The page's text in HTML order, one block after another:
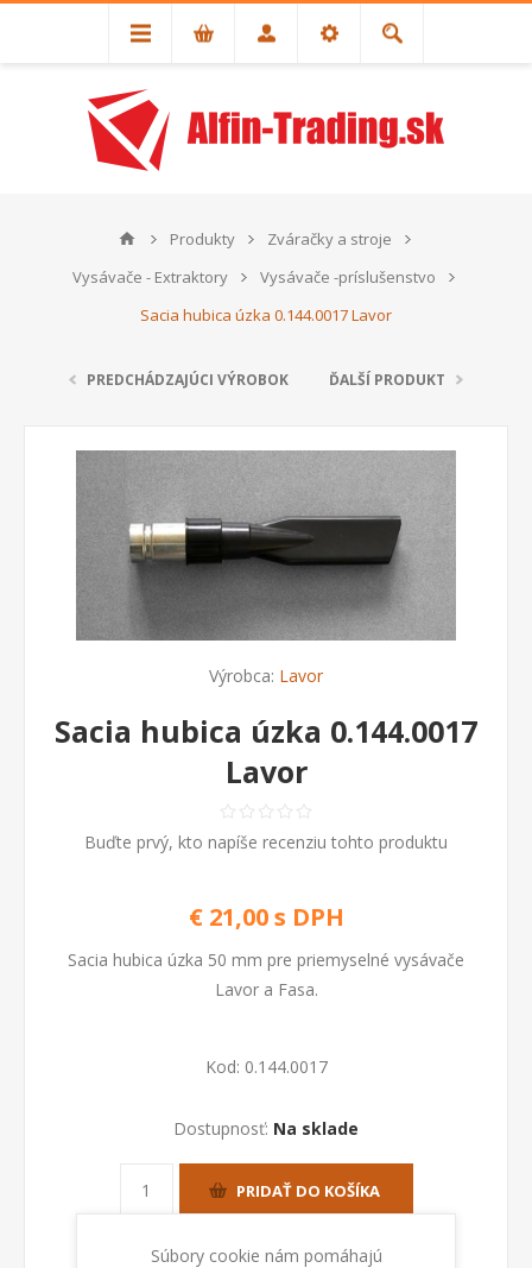
Produkty
Zváračky a stroje
Vysávače - Extraktory
Vysávače -príslušenstvo
Sacia hubica úzka 0.144.0017 Lavor
PREDCHÁDZAJÚCI VÝROBOK ĎALŠÍ PRODUKT
Výrobca: Lavor
Sacia hubica úzka 0.144.0017
Lavor
Buďte prvý, kto napíše recenziu tohto produktu
€ 21,00 s DPH
Sacia hubica úzka 50 mm pre priemyselné vysávače
Lavor a Fasa.
Kod: 0.144.0017
Dostupnosť: Na sklade
PRIDAŤ DO KOŠÍKA
Súbory cookie nám pomáhajú